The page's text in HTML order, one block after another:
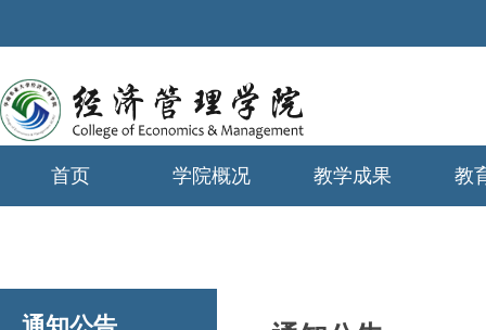
首页 学院概况 教学成果 教